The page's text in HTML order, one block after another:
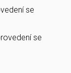
se
se